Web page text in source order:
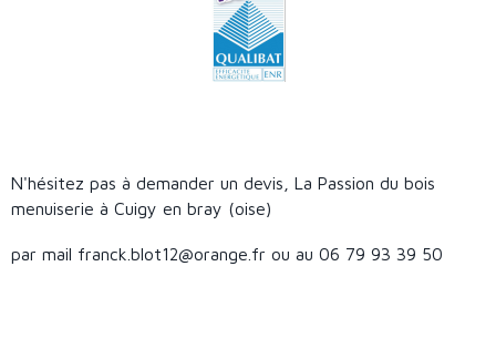
N'hésitez pas à demander un devis, La Passion du bois
menuiserie à Cuigy en bray (oise)
par mail franck.blot12@orange.fr ou au 06 79 93 39 50